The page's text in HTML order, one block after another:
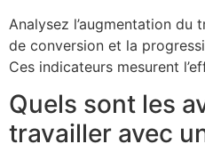
Analysez l’augmentation du
de conversion et la
Ces indicateurs mesurent
Quels sont les
travailler avec